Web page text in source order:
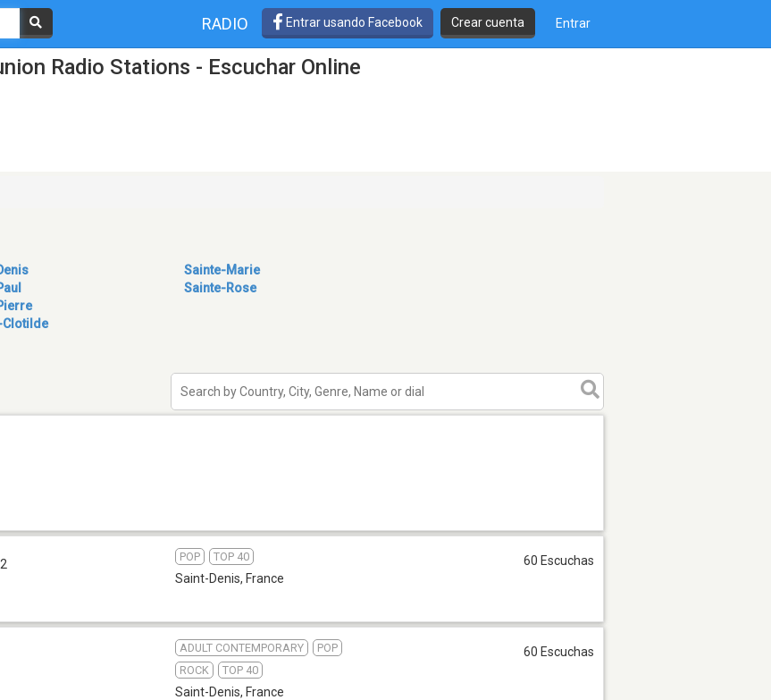
RADIO Entrar usando Facebook Crear cuenta Entrar
Radio Stations - Escuchar Online
Clotilde
Sainte-Marie
Sainte-Rose
POP TOP 40
Saint-Denis, France
60 Escuchas
ADULT CONTEMPORARY
POP
ROCK
TOP 40
Saint-Denis, France
60 Escuchas